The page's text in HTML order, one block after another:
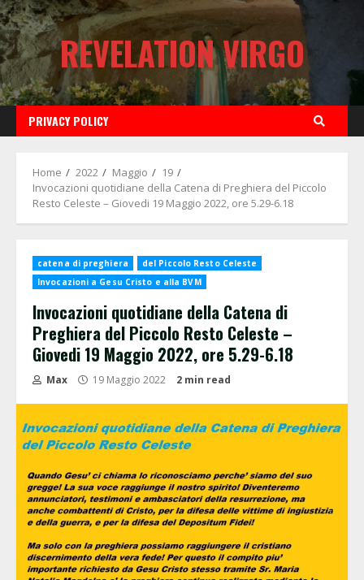
Skip
to
content
REVELATION VIRGO
PRIVACY POLICY
Home 2022 Maggio
19
Invocazioni quotidiane della Catena di Preghiera del Piccolo
Resto Celeste – Giovedi 19 Maggio 2022, ore 5.29-6.18
catena di preghiera
del Piccolo Resto Celeste
Invocazioni a Gesu Cristo e alla BVM
Invocazioni quotidiane della Catena di
Preghiera del Piccolo Resto Celeste –
Giovedi 19 Maggio 2022, ore 5.29-6.18
Max 19 Maggio 2022 2 min read